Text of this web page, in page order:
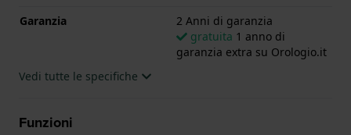
Garanzia
2 Anni di garanzia
gratuita 1 anno di
garanzia extra su Orologio.it
Vedi tutte le specifiche
Funzioni